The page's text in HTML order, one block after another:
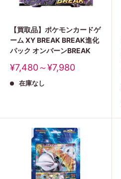
【買取品】ポケモンカードゲ
ーム XY BREAK BREAK進化
パック オンバーンBREAK
販
価
¥7,480～¥7,980
在庫なし